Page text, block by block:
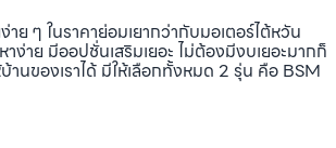
ย ๆ ในราคาย่อมเยากว่ากับมอเตอร์ไต้หวัน
าง่าย มีออปชั่นเสริมเยอะ ไม่ต้องมีงบเยอะมากก็
านของเราได้ มีให้เลือกทั้งหมด 2 รุ่น คือ BSM